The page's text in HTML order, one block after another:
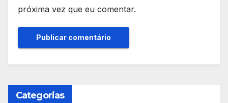
próxima vez que eu comentar.
Categorias